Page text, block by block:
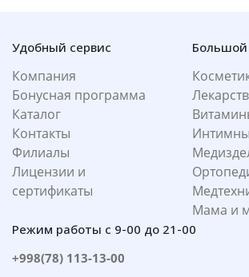
Удобный сервис
Компания
Бонусная программа
Каталог
Контакты
Филиалы
Лицензии и
сертификаты
Большой
Мама и
Режим работы с 9-00 до 21-00
+998(78) 113-13-00